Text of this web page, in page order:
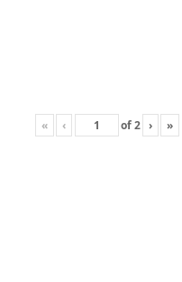
« ‹ of2 › »